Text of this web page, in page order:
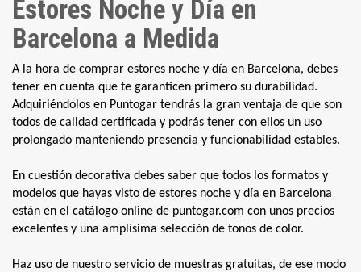
Estores Noche y Día en
Barcelona a Medida
A la hora de comprar estores noche y día en Barcelona, debes
tener en cuenta que te garanticen primero su durabilidad.
Adquiriéndolos en Puntogar tendrás la gran ventaja de que son
todos de calidad certificada y podrás tener con ellos un uso
prolongado manteniendo presencia y funcionabilidad estables.
En cuestión decorativa debes saber que todos los formatos y
modelos que hayas visto de estores noche y día en Barcelona
están en el catálogo online de puntogar.com con unos precios
excelentes y una amplísima selección de tonos de color.
Haz uso de nuestro servicio de muestras gratuitas, de ese modo